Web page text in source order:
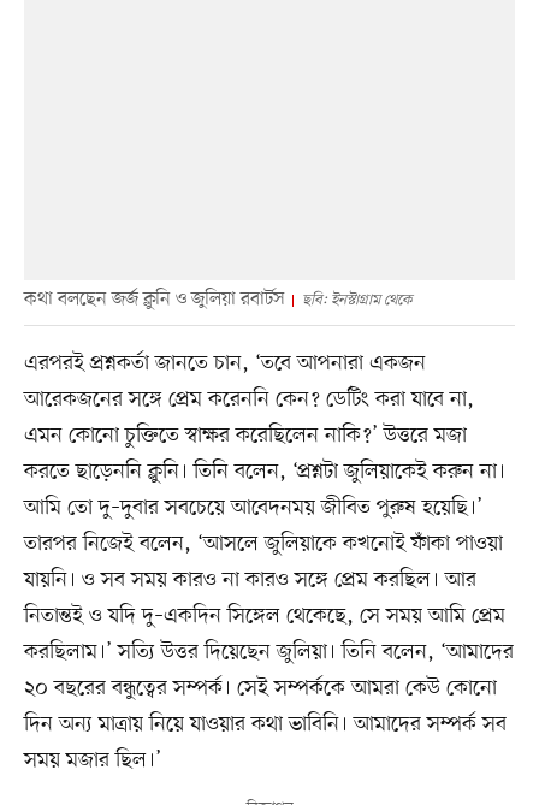
কথা বলছেন জর্জ ক্লুনি ও জুলিয়া রবার্টস ছবি: ইনস্টাগ্রাম থেকে
এরপরই প্রশ্নকর্তা জানতে চান, ‘তবে আপনারা একজন
আরেকজনের সঙ্গে প্রেম করেননি কেন? ডেটিং করা যাবে না,
এমন কোনো চুক্তিতে স্বাক্ষর করেছিলেন নাকি?’ উত্তরে মজা
করতে ছাড়েননি ক্লুনি। তিনি বলেন, ‘প্রশ্নটা জুলিয়াকেই করুন না।
আমি তো দু–দুবার সবচেয়ে আবেদনময় জীবিত পুরুষ হয়েছি।’
তারপর নিজেই বলেন, ‘আসলে জুলিয়াকে কখনোই ফাঁকা পাওয়া
যায়নি। ও সব সময় কারও না কারও সঙ্গে প্রেম করছিল। আর
নিতান্তই ও যদি দু–একদিন সিঙ্গেল থেকেছে, সে সময় আমি প্রেম
করছিলাম।’ সত্যি উত্তর দিয়েছেন জুলিয়া। তিনি বলেন, ‘আমাদের
২০ বছরের বন্ধুত্বের সম্পর্ক। সেই সম্পর্ককে আমরা কেউ কোনো
দিন অন্য মাত্রায় নিয়ে যাওয়ার কথা ভাবিনি। আমাদের সম্পর্ক সব
সময় মজার ছিল।’